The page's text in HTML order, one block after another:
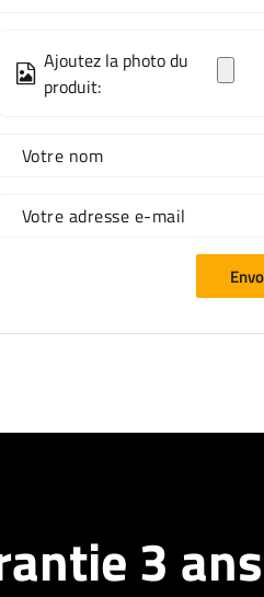
Ajoutez la photo du
produit:
Votre nom
Votre adresse e-mail
3 ans